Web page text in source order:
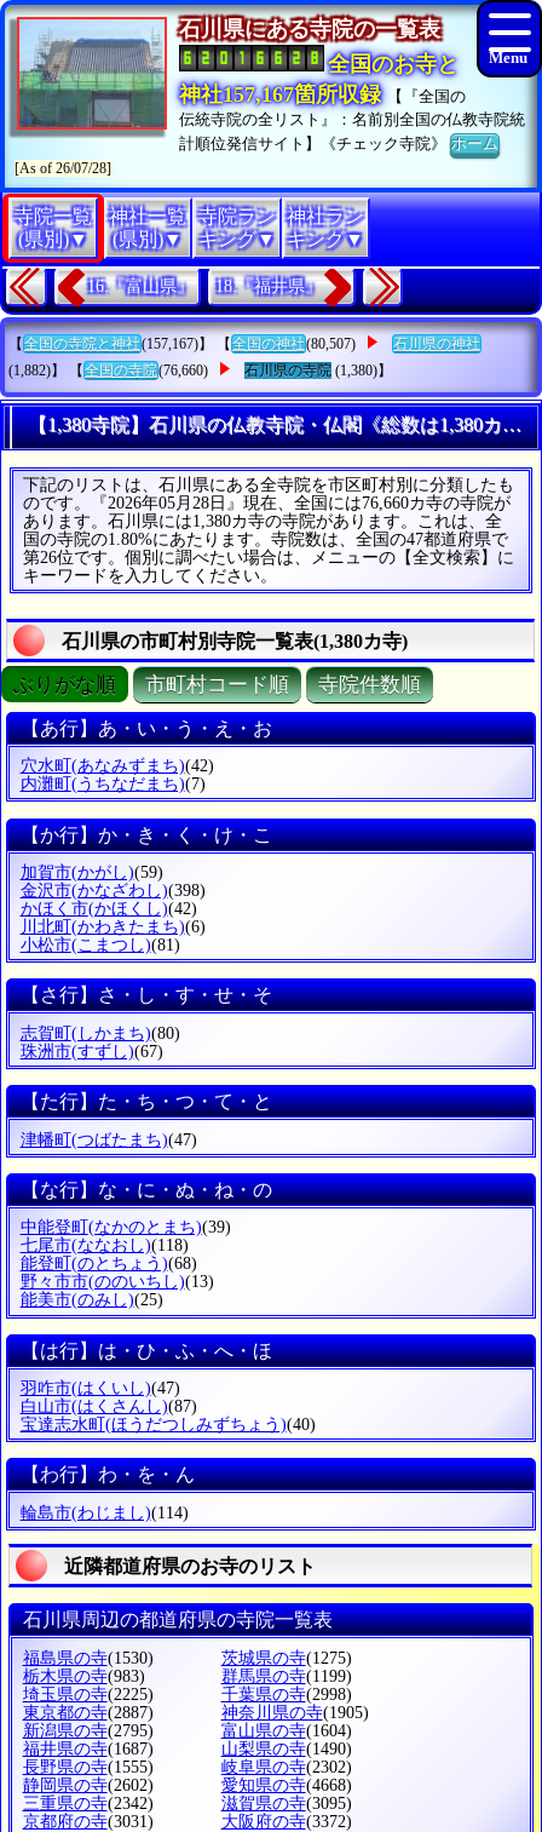
石川県にある寺院の一覧表
全国のお寺と
神社157,167箇所収録
【『全国の
伝統寺院の全リスト』：名前別全国の仏教寺院統
計順位発信サイト】《チェック寺院》ホーム
[As of 26/07/28]
寺院一覧
(県別)▼
神社一覧
(県別)▼
寺院ラン
キング▼
神社ラン
キング▼
16.『富山県』 18.『福井県』
【 全国の寺院と神社(157,167)】 【 全国の神社(80,507)
石川県の神社
(1,882)】 【 全国の寺院(76,660) 石川県の寺院 (1,380)】
【1,380寺院】石川県の仏教寺院・仏閣《総数は1,380カ寺
下記のリストは、石川県にある全寺院を市区町村別に分類したも
のです。『2026年05月28日』現在、全国には76,660カ寺の寺院が
あります。石川県には1,380カ寺の寺院があります。これは、全
国の寺院の1.80%にあたります。寺院数は、全国の47都道府県で
第26位です。個別に調べたい場合は、メニューの【全文検索】に
キーワードを入力してください。
石川県の市町村別寺院一覧表(1,380カ寺)
ぶりがな順 市町村コード順 寺院件数順
【あ行】あ・い・う・え・お
穴水町 (あなみずまち)(42)
内灘町 (うちなだまち)(7)
【か行】か・き・く・け・こ
加賀市(かがし)(59)
金沢市(かなざわし)(398)
かほく市(かほくし)(42)
川北町 (かわきたまち)(6)
小松市(こまつし)(81)
【さ行】さ・し・す・せ・そ
志賀町 (しかまち)(80)
珠洲市(すずし)(67)
【た行】た・ち・つ・て・と
津幡町(つばたまち)(47)
【な行】な・に・ぬ・ね・の
中能登町 (なかのとまち)(39)
七尾市(ななおし)(118)
能登町 (のとちょう)(68)
野々市市(ののいちし)(13)
能美市(のみし)(25)
【は行】は・ひ・ふ・へ・ほ
羽咋市(はくいし)(47)
白山市(はくさんし)(87)
宝達志水町 (ほうだつしみずちょう)(40)
【わ行】わ・を・ん
輪島市(わじまし)(114)
近隣都道府県のお寺のリスト
石川県周辺の都道府県の寺院一覧表
福島県の寺(1530) 茨城県の寺(1275)
栃木県の寺(983) 群馬県の寺(1199)
埼玉県の寺(2225) 千葉県の寺(2998)
東京都の寺(2887) 神奈川県の寺(1905)
新潟県の寺(2795) 富山県の寺(1604)
福井県の寺(1687) 山梨県の寺(1490)
長野県の寺(1555) 岐阜県の寺(2302)
静岡県の寺(2602) 愛知県の寺(4668)
三重県の寺(2342) 滋賀県の寺(3095)
京都府の寺(3031) 大阪府の寺(3372)